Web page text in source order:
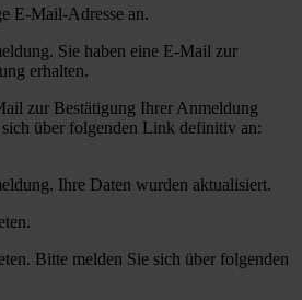
E-Mail-Adresse an.
Sie haben eine E-Mail zur
erhalten.
zur Bestätigung Ihrer Anmeldung
über folgenden Link definitiv an:
Ihre Daten wurden aktualisiert.
Bitte melden Sie sich über folgenden